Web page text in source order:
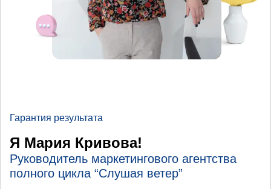
Гарантия результата
Я Мария Кривова!
Руководитель маркетингового агентства
полного цикла “Слушая ветер”